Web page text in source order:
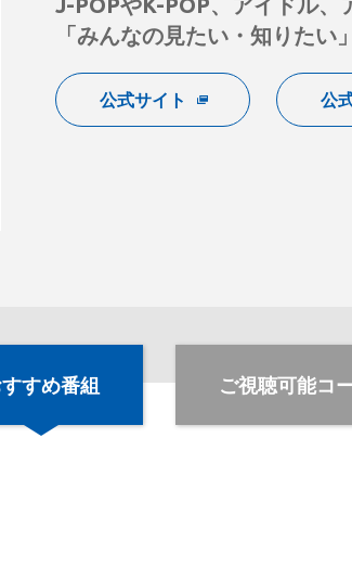
「みんなの見たい・知りたい
公式サイト 公
すめ番組 ご視聴可能コ